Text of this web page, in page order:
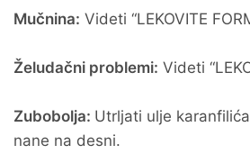
Mučnina: Videti “LEKOVITE
Želudačni problemi: Videti
Zubobolja: Utrljati ulje
nane na desni.